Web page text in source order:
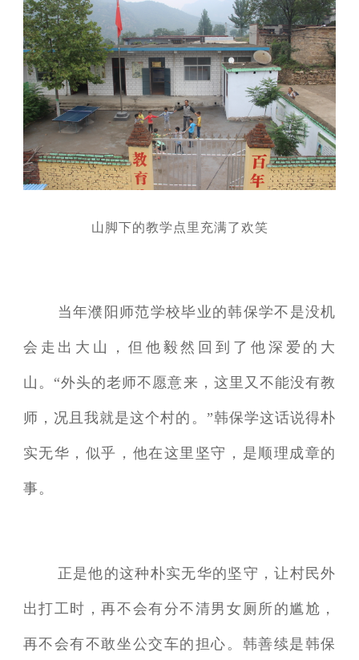
山脚下的教学点里充满了欢笑
当年濮阳师范学校毕业的韩保学不是没机
会走出大山，但他毅然回到了他深爱的大
山。“外头的老师不愿意来，这里又不能没有教
师，况且我就是这个村的。”韩保学这话说得朴
实无华，似乎，他在这里坚守，是顺理成章的
事。
正是他的这种朴实无华的坚守，让村民外
出打工时，再不会有分不清男女厕所的尴尬，
再不会有不敢坐公交车的担心。韩善续是韩保